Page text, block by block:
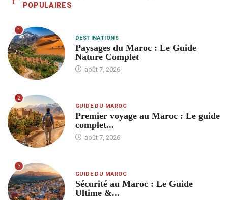
POPULAIRES
1
DESTINATIONS
Paysages du Maroc : Le Guide
Nature Complet
août 7, 2026
2
GUIDE DU MAROC
Premier voyage au Maroc : Le guide
complet...
août 7, 2026
3
GUIDE DU MAROC
Sécurité au Maroc : Le Guide
Ultime &...